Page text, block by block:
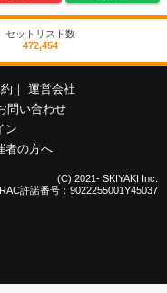
セットリスト数
472,454
｜ 運営会社
問い合わせ
ン
者の方へ
(C) 2021- SKIYAKI Inc.
許諾番号：9022255001Y45037